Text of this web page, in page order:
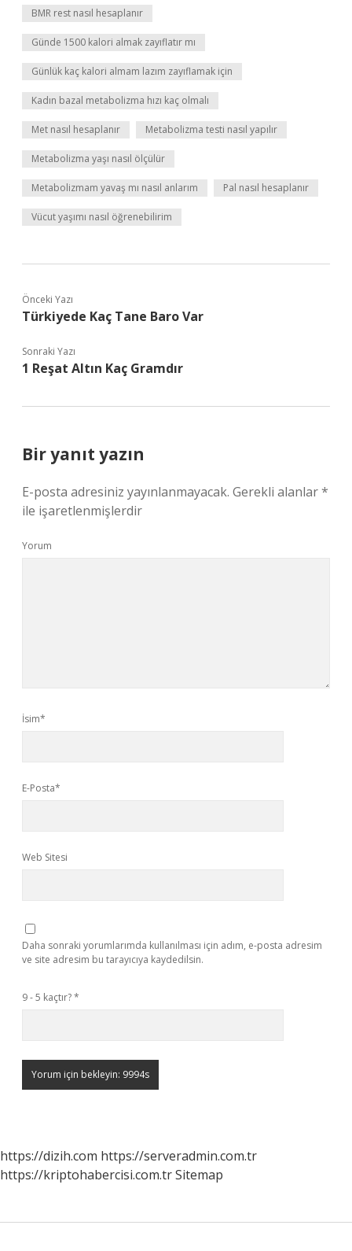
BMR rest nasıl hesaplanır
Günde 1500 kalori almak zayıflatır mı
Günlük kaç kalori almam lazım zayıflamak için
Kadın bazal metabolizma hızı kaç olmalı
Met nasıl hesaplanır Metabolizma testi nasıl yapılır
Metabolizma yaşı nasıl ölçülür
Metabolizmam yavaş mı nasıl anlarım Pal nasıl hesaplanır
Vücut yaşımı nasıl öğrenebilirim
Önceki Yazı
Türkiyede Kaç Tane Baro Var
Sonraki Yazı
1 Reşat Altın Kaç Gramdır
Bir yanıt yazın
E-posta adresiniz yayınlanmayacak. Gerekli alanlar*
ile işaretlenmişlerdir
Yorum
İsim*
E-Posta*
Web Sitesi
Daha sonraki yorumlarımda kullanılması için adım, e-posta adresim
ve site adresim bu tarayıcıya kaydedilsin.
9 - 5 kaçtır?*
https://dizih.com https://serveradmin.com.tr
https://kriptohabercisi.com.trSitemap